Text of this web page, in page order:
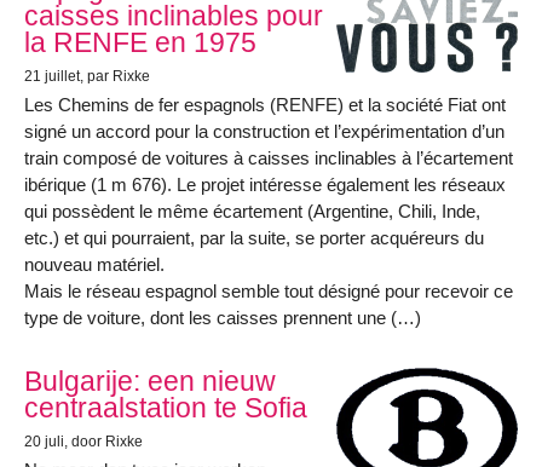
caisses inclinables pour
la RENFE en 1975
21 juillet, par Rixke
Les Chemins de fer espagnols (RENFE) et la société Fiat ont
signé un accord pour la construction et l’expérimentation d’un
train composé de voitures à caisses inclinables à l’écartement
ibérique (1 m 676). Le projet intéresse également les réseaux
qui possèdent le même écartement (Argentine, Chili, Inde,
etc.) et qui pourraient, par la suite, se porter acquéreurs du
nouveau matériel.
Mais le réseau espagnol semble tout désigné pour recevoir ce
type de voiture, dont les caisses prennent une (…)
Bulgarije: een nieuw
centraalstation te Sofia
20 juli, door Rixke